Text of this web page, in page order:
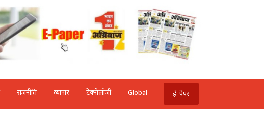
राजनीति व्‍यापार टेक्‍नोलॉजी Global ई-पेपर